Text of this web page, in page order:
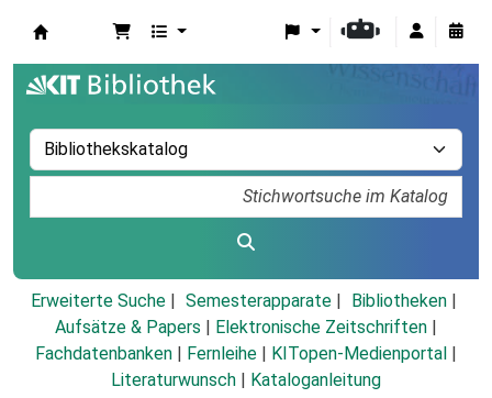
Erweiterte Suche Semesterapparate
Bibliotheken
Aufsätze & Papers
Elektronische Zeitschriften
Fachdatenbanken
Fernleihe KITopen-Medienportal
Literaturwunsch
Kataloganleitung